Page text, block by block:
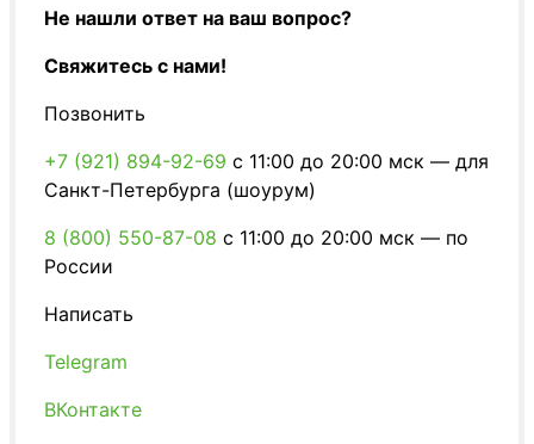
Не нашли ответ на ваш вопрос?
Свяжитесь с нами!
Позвонить
+7 (921) 894-92-69 c 11:00 до 20:00 мск — для
Санкт-Петербурга (шоурум)
8 (800) 550-87-08 c 11:00 до 20:00 мск — по
России
Написать
Telegram
ВКонтакте